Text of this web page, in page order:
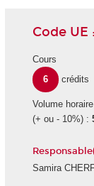
Code UE
Cours
6
crédits
Volume
(+ ou - 10%) :
Samira